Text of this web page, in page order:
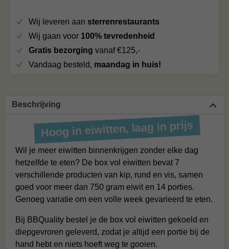
Wij leveren aan sterrenrestaurants
Wij gaan voor 100% tevredenheid
Gratis bezorging vanaf €125,-
Vandaag besteld, maandag in huis!
Beschrijving
Hoog in eiwitten, laag in prijs
Wil je meer eiwitten binnenkrijgen zonder elke dag
hetzelfde te eten? De box vol eiwitten bevat 7
verschillende producten van kip, rund en vis, samen
goed voor meer dan 750 gram eiwit en 14 porties.
Genoeg variatie om een volle week gevarieerd te eten.
Bij BBQuality bestel je de box vol eiwitten gekoeld en
diepgevroren geleverd, zodat je altijd een portie bij de
hand hebt en niets hoeft weg te gooien.